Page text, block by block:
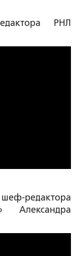
РНЛ
редактора
Александра